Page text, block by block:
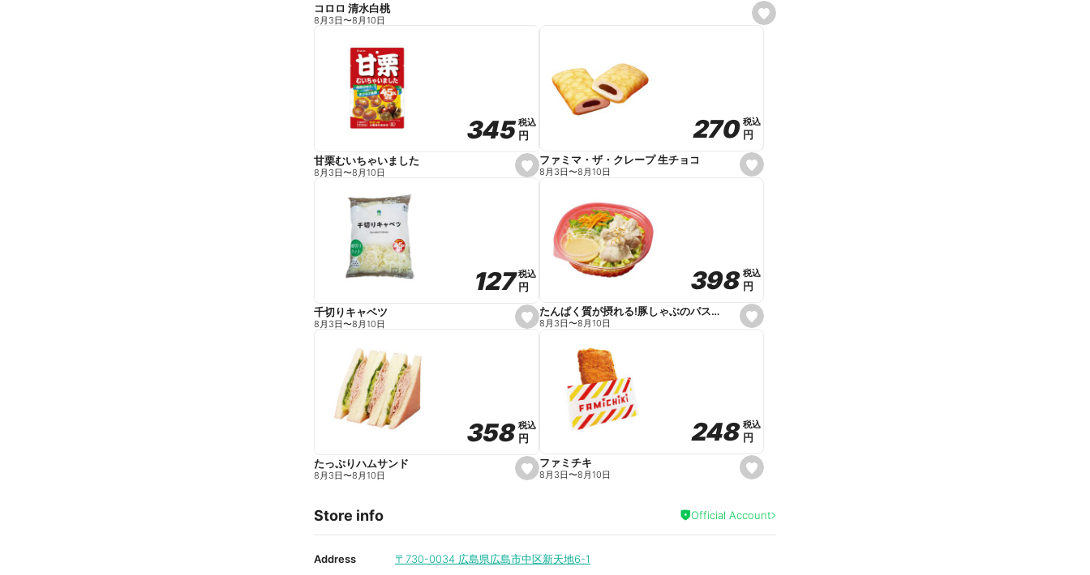
s
e
コロロ 清水白桃
8月3日〜8月10日
s
e
e
345
345税込
税込
円
円
甘栗むいちゃいました
8月3日〜8月10日
s
e
e
270
270 税込
税込
円
円
ファミマ・ザ・クレープ 生チョコ
8月3日〜8月10日
s
e
e
127
127税込
税込
円
円
千切りキャベツ
8月3日〜8月10日
s
e
e
398
398 税込
税込
円
円
たんぱく質が摂れる!豚しゃぶのパスタサラダ
8月3日〜8月10日
s
e
i
t
358
358税込
税込
円
円
たっぷりハムサンド
8月3日〜8月10日
s
e
a
248
248 税込
税込
円
円
ファミチキ
8月3日〜8月10日
Store info Official Account
Address 〒730-0034 広島県広島市中区新天地6-1